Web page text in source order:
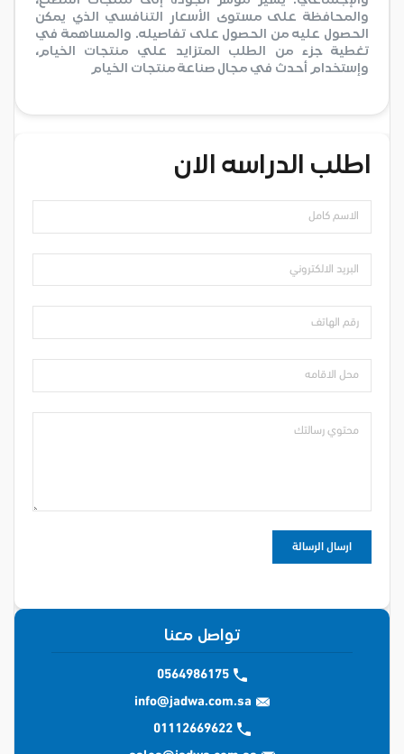
والمحافظة على مستوى الأسعار التنافسي الذي يمكن
الحصول عليه من الحصول على تفاصيله. والمساهمة في
تغطية جزء من الطلب المتزايد علي منتجات الخيام،
وإستخدام أحدث في مجال صناعة منتجات الخيام
اطلب الدراسه الان
تواصل معنا
0564986175
info@jadwa.com.sa
01112669622